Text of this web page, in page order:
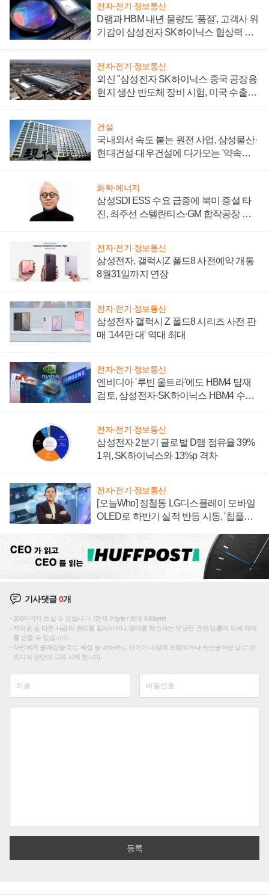
전자·전기·정보통신
D램과 HBM 내년 물량도 '품절', 고객사 위
기감이 삼성전자 SK하이닉스 협상력 더
전자·전기·정보통신
외신 "삼성전자 SK하이닉스 중국 공장용
현지 생산 반도체 장비 시험, 미국 수출통
건설
국내외서 속도 붙는 원전 사업, 삼성물산·
현대건설·대우건설에 다가오는 '약속의
화학·에너지
삼성SDI ESS 수요 급증에 북미 증설 타
진, 최주선 스텔란티스·GM 합작공장 건
전자·전기·정보통신
삼성전자, 갤럭시Z 폴드8 사전예약 개통
8월31일까지 연장
전자·전기·정보통신
삼성전자 갤럭시 Z 폴드8 시리즈 사전 판
매 '144만 대' 역대 최대
전자·전기·정보통신
엔비디아 '루빈 울트라'에도 HBM4 탑재
검토, 삼성전자·SK하이닉스 HBM4 수율
전자·전기·정보통신
삼성전자 2분기 글로벌 D램 점유율 39%
1위, SK하이닉스와 13%p 격차
전자·전기·정보통신
[오늘Who] 정철동 LG디스플레이 모바일
OLED로 하반기 실적 반등 시동, '칩플레
기사댓글0개
200자까지 쓰실 수 있습니다. (현재 0 byte / 최대 400byte)
저작권 등 다른 사람의 권리를 침해하거나 명예를 훼손하는 댓글은 관련 법률에 의해 제재
를 받을 수 있습니다.
타인에게 불쾌감을 주는 욕설 등 비하하는 단어가 내용에 포함되거나 인신공격성 글은 관
리자의 판단에 의해 삭제 합니다.